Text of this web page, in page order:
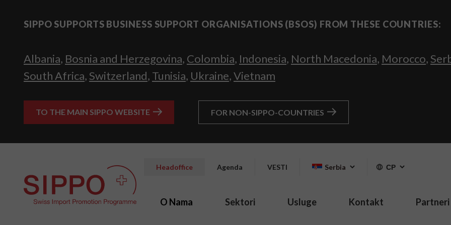
SIPPO SUPPORTS BUSINESS SUPPORT ORGANISATIONS (BSOS) FROM THESE COUNTRIES:
Albania, Bosnia and Herzegovina, Colombia, Indonesia, North Macedonia, Morocco,
South Africa, Switzerland, Tunisia, Ukraine,Vietnam
TO THE MAIN SIPPO WEBSITE FOR NON-SIPPO-COUNTRIES
Headoffice Agenda VESTI Serbia СР
O Nama Sektori Usluge Kontakt Partneri